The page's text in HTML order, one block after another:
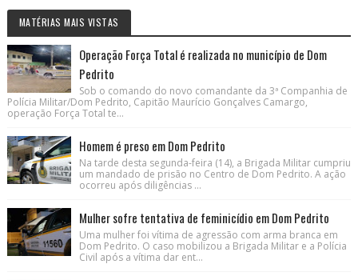
MATÉRIAS MAIS VISTAS
Operação Força Total é realizada no município de Dom
Pedrito
Sob o comando do novo comandante da 3ª Companhia de
Polícia Militar/Dom Pedrito, Capitão Maurício Gonçalves Camargo,
operação Força Total te...
Homem é preso em Dom Pedrito
Na tarde desta segunda-feira (14), a Brigada Militar cumpriu
um mandado de prisão no Centro de Dom Pedrito. A ação
ocorreu após diligências ...
Mulher sofre tentativa de feminicídio em Dom Pedrito
Uma mulher foi vítima de agressão com arma branca em
Dom Pedrito. O caso mobilizou a Brigada Militar e a Polícia
Civil após a vítima dar ent...